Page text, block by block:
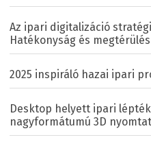
Az ipari digitalizáció
Hatékonyság és megtérülés
2025 inspiráló hazai ipari
Desktop helyett ipari
nagyformátumú 3D